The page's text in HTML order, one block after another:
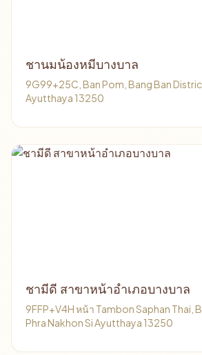
ชานมน้องหมีบางบาล
9G99+25C, Ban Pom, Bang Ban
Ayutthaya 13250
ชามีดี สาขาหน้าอำเภอบางบาล
9FFP+V4H หน้า Tambon Saphan Thai,
Phra Nakhon Si Ayutthaya 13250